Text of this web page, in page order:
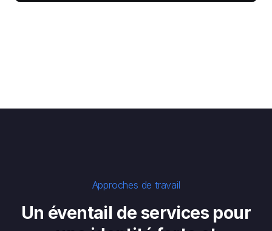
Approches de travail
Un éventail de services pour